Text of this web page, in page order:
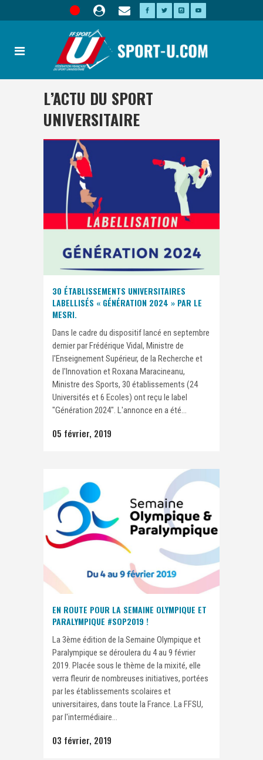
L’ACTU DU SPORT
UNIVERSITAIRE
30 ÉTABLISSEMENTS UNIVERSITAIRES
LABELLISÉS « GÉNÉRATION 2024 » PAR LE
MESRI.
Dans le cadre du dispositif lancé en septembre
dernier par Frédérique Vidal, Ministre de
l'Enseignement Supérieur, de la Recherche et
de l'Innovation et Roxana Maracineanu,
Ministre des Sports, 30 établissements (24
Universités et 6 Ecoles) ont reçu le label
"Génération 2024". L'annonce en a été...
05 février, 2019
EN ROUTE POUR LA SEMAINE OLYMPIQUE ET
PARALYMPIQUE #SOP2019 !
La 3ème édition de la Semaine Olympique et
Paralympique se déroulera du 4 au 9 février
2019. Placée sous le thème de la mixité, elle
verra fleurir de nombreuses initiatives, portées
par les établissements scolaires et
universitaires, dans toute la France. La FFSU,
par l'intermédiaire...
03 février, 2019